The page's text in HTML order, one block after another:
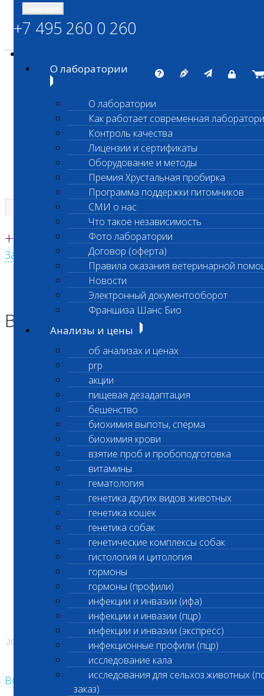
ШАНС БИО
Независимая ветеринарная лаборатория
Единая круглосуточная справочная
+7 495 260 0 260
Заказать звонок с сайта
+7 495 260 0 260
О лаборатории
О лаборатории
Как работает современная
Контроль качества
Лицензии и сертификаты
Оборудование и методы
Премия Хрустальная пробирка
Программа поддержки питомников
СМИ о нас
Что такое независимость
Фото лаборатории
Договор (оферта)
Правила оказания ветеринарной
Новости
Электронный документооборот
Франшиза Шанс Био
Анализы и цены
об анализах и ценах
prp
акции
пищевая дезадаптация
бешенство
биохимия выпоты, сперма
биохимия крови
взятие проб и пробоподготовка
витамины
гематология
генетика других видов животных
генетика кошек
генетика собак
генетические комплексы собак
гистология и цитология
гормоны
гормоны (профили)
инфекции и инвазии (ифа)
инфекции и инвазии (пцр)
инфекции и инвазии (экспресс)
инфекционные профили (пцр)
исследование кала
исследования для сельхоз.животных
заказ)
Главная страница
Временно приостановлено
Временно приостановлено
Уважаемые Клиенты!
С 20.03.2025
временно приостановлено
выполнение срочных анализов
Ионизированный кальций (КОД 134)
в лаборатории Сколково по адресу
ул. Беловежская, дом 57.
О возобновлении исследований будет
сообщено дополнительно.
С уважением,
Администрация ООО «Шанс Био
20.03.2025
Возврат к списку